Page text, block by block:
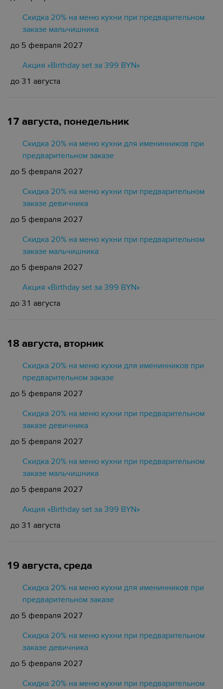
Скидка 20% на меню кухни при предварительном
заказе мальчишника
до 5 февраля 2027
Акция «Birthday set за 399 BYN»
до 31 августа
17 августа, понедельник
Скидка 20% на меню кухни для именинников при
предварительном заказе
до 5 февраля 2027
Скидка 20% на меню кухни при предварительном
заказе девичника
до 5 февраля 2027
Скидка 20% на меню кухни при предварительном
заказе мальчишника
до 5 февраля 2027
Акция «Birthday set за 399 BYN»
до 31 августа
18 августа, вторник
Скидка 20% на меню кухни для именинников при
предварительном заказе
до 5 февраля 2027
Скидка 20% на меню кухни при предварительном
заказе девичника
до 5 февраля 2027
Скидка 20% на меню кухни при предварительном
заказе мальчишника
до 5 февраля 2027
Акция «Birthday set за 399 BYN»
до 31 августа
19 августа, среда
Скидка 20% на меню кухни для именинников при
предварительном заказе
до 5 февраля 2027
Скидка 20% на меню кухни при предварительном
заказе девичника
до 5 февраля 2027
Скидка 20% на меню кухни при предварительном